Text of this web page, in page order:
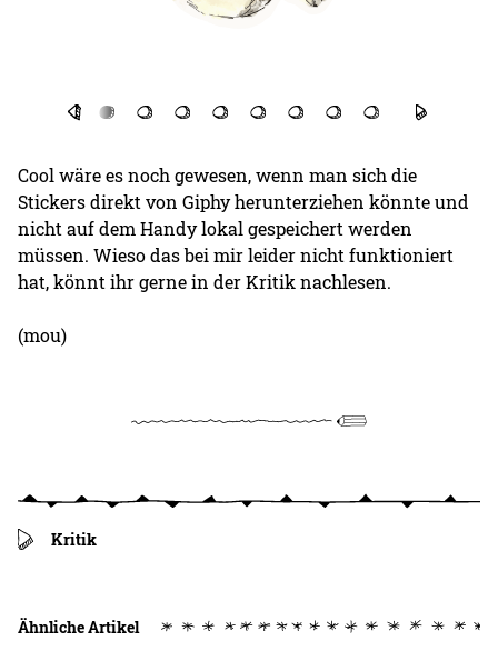
Cool wäre es noch gewesen, wenn man sich die
Stickers direkt von Giphy herunterziehen könnte und
nicht auf dem Handy lokal gespeichert werden
müssen. Wieso das bei mir leider nicht funktioniert
hat, könnt ihr gerne in der Kritik nachlesen.
(mou)
Kritik
Ähnliche Artikel